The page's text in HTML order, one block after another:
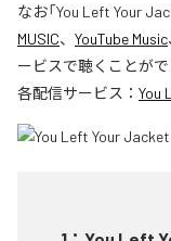
なお「You Left Your
MUSIC、 YouTube Music
ービスで聴くことがで
各配信サービス： You